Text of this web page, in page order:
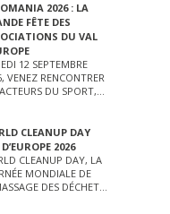
2026 : LA
FÊTE DES
DU VAL
12 SEPTEMBRE
VENEZ RENCONTRER
DU SPORT,
LORS DE CETTE
EXCEPTIONNELLE.
CLEANUP DAY
2026
CLEANUP DAY, LA
MONDIALE DE
DES DÉCHETS